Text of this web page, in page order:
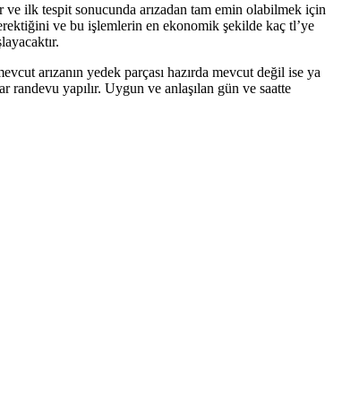
ilk tespit sonucunda arızadan tam emin olabilmek için
ve bu işlemlerin en ekonomik şekilde kaç tl’ye
arızanın yedek parçası hazırda mevcut değil ise ya
yapılır. Uygun ve anlaşılan gün ve saatte